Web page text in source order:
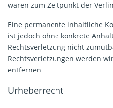
waren zum Zeitpunkt der
Eine permanente inhaltliche
ist jedoch ohne konkrete
Rechtsverletzung nicht
Rechtsverletzungen werden
entfernen.
Urheberrecht